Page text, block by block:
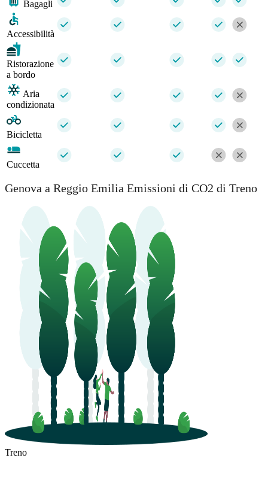
Bagagli
Accessibilità
Ristorazione
a bordo
Aria
condizionata
Bicicletta
Cuccetta
Genova a Reggio Emilia Emissioni di CO2 di Treno
Treno